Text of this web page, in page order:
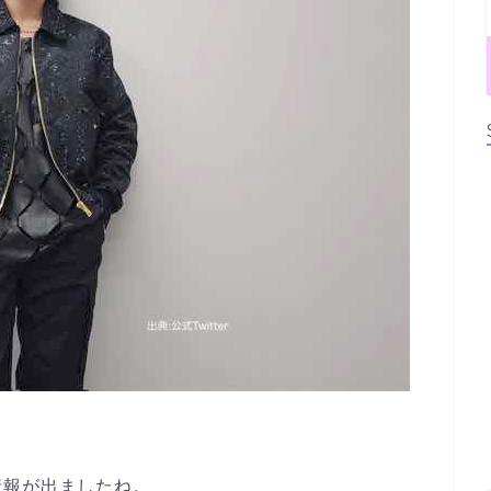
が出ましたね。